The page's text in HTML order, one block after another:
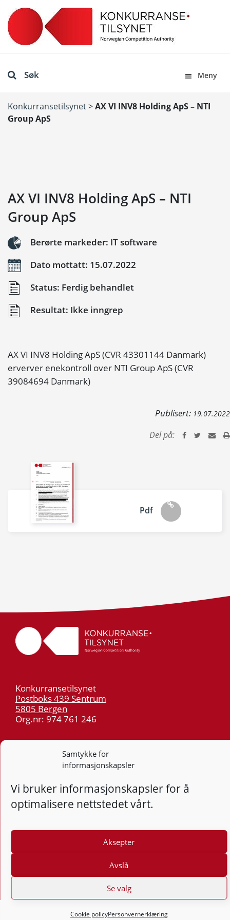
Samtykke for
informasjonskapsler
Vi bruker informasjonskapsler for å
optimalisere nettstedet vårt.
Aksepter
Avslå
Se valg
Cookie policyPersonvernerklæring
Søk Meny
Konkurransetilsynet>AX VI INV8 Holding ApS – NTI
Group ApS
AX VI INV8 Holding ApS – NTI
Group ApS
Berørte markeder: IT software
Dato mottatt: 15.07.2022
Status: Ferdig behandlet
Resultat: Ikke inngrep
AX VI INV8 Holding ApS (CVR 43301144 Danmark)
erverver enekontroll over NTI Group ApS (CVR
39084694 Danmark)
Publisert: 19.07.2022
Del på:
Pdf
Konkurransetilsynet
Postboks 439 Sentrum
5805 Bergen
Org.nr: 974 761 246
post@kt.no